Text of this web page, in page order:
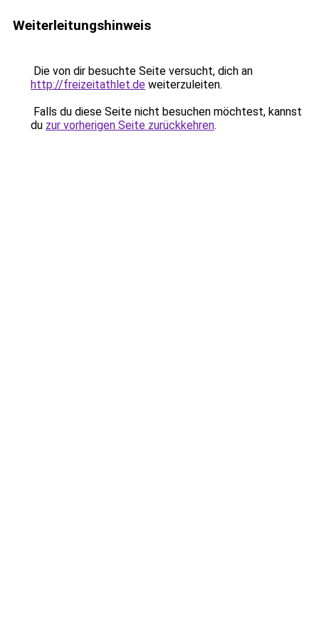
Weiterleitungshinweis
Die von dir besuchte Seite versucht, dich an
http://freizeitathlet.de weiterzuleiten.
Falls du diese Seite nicht besuchen möchtest, kannst
du zur vorherigen Seite zurückkehren.